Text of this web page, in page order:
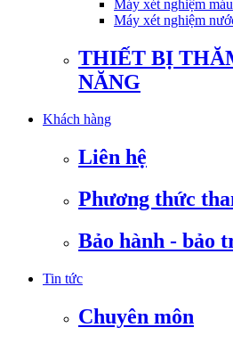
Máy xét nghiệm máu
Máy xét nghiệm
THIẾT BỊ
NĂNG
Khách hàng
Liên hệ
Phương thức
Bảo hành - bảo
Tin tức
Chuyên môn